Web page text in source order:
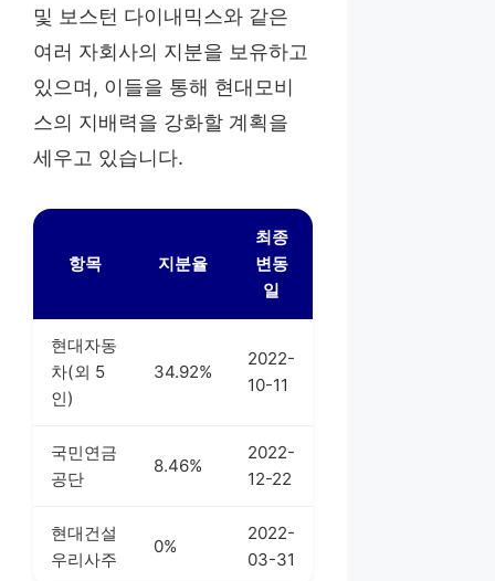
및 보스턴 다이내믹스와 같은
여러 자회사의 지분을 보유하고
있으며, 이들을 통해 현대모비
스의 지배력을 강화할 계획을
세우고 있습니다.
항목 지분율
최종
변동
일
현대자동
차(외 5
인)
34.92%
2022-
10-11
국민연금
공단
8.46%
2022-
12-22
현대건설
우리사주
0%
2022-
03-31